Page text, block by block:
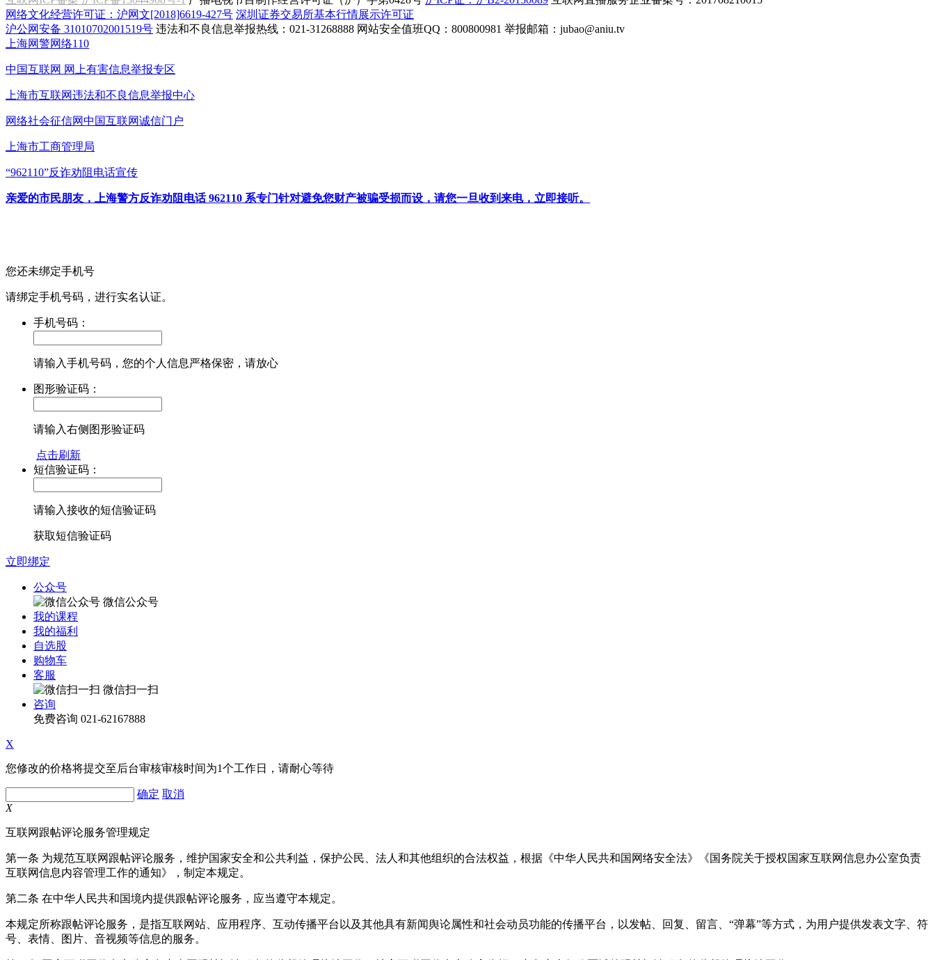
网络文化经营许可证：沪网文[2018]6619-427号 深圳证券交易所基本行情展示许可证
沪公网安备 31010702001519号 违法和不良信息举报热线：021-31268888 网站安全值班QQ：800800981 举报邮箱： jubao@aniu.tv
上海网警网络110
中国互联网 网上有害信息举报专区
上海市互联网违法和不良信息举报中心
网络社会征信网中国互联网诚信门户
上海市工商管理局
“962110”反诈劝阻电话宣传
亲爱的市民朋友，上海警方反诈劝阻电话 962110 系专门针对避免您财产被骗受损而设，请您一旦收到来电，立即接听。
您还未绑定手机号
请绑定手机号码，进行实名认证。
手机号码：
请输入手机号码，您的个人信息严格保密，请放心
图形验证码：
请输入右侧图形验证码
点击刷新
短信验证码：
请输入接收的短信验证码
获取短信验证码
立即绑定
公众号
微信公众号
我的课程
我的福利
自选股
购物车
客服
微信扫一扫
咨询
免费咨询 021-62167888
X
您修改的价格将提交至后台审核审核时间为1个工作日，请耐心等待
确定 取消
X
互联网跟帖评论服务管理规定
第一条 为规范互联网跟帖评论服务，维护国家安全和公共利益，保护公民、法人和其他组织的合法权益，根据《中华人民共和国网络安全法》《国务院关于授权国家互联网信息办公室负责
互联网信息内容管理工作的通知》，制定本规定。
第二条 在中华人民共和国境内提供跟帖评论服务，应当遵守本规定。
本规定所称跟帖评论服务，是指互联网站、应用程序、互动传播平台以及其他具有新闻舆论属性和社会动员功能的传播平台，以发帖、回复、留言、“弹幕”等方式，为用户提供发表文字、符
号、表情、图片、音视频等信息的服务。